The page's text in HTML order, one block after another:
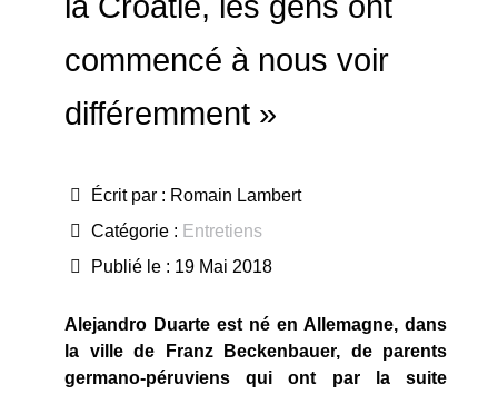
commencé à nous voir
différemment »
Écrit par : Romain Lambert
Catégorie : Entretiens
Publié le : 19 Mai 2018
Alejandro Duarte est né en Allemagne, dans
la ville de Franz Beckenbauer, de parents
germano-péruviens qui ont par la suite